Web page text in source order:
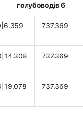
голубоводів 6
737.369
737.369
737.369